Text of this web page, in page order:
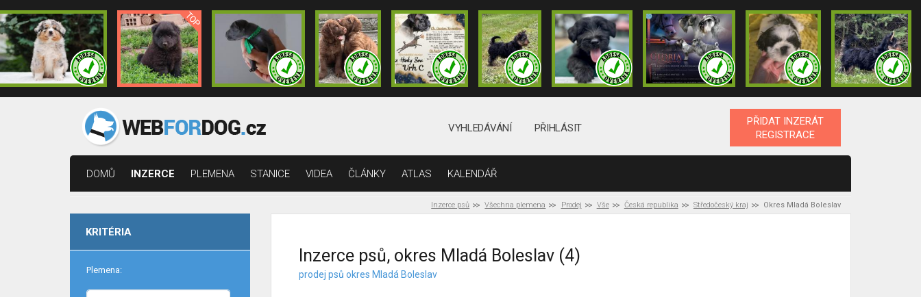
VYHLEDÁVÁNÍ PŘIHLÁSIT
PŘIDAT INZERÁT
REGISTRACE
DOMŮ INZERCE PLEMENA STANICE VIDEA ČLÁNKY ATLAS KALENDÁŘ
Inzerce psů Všechna plemena Prodej Vše Česká republika Středočeský kraj Okres Mladá Boleslav
KRITÉRIA
Plemena:
Inzerce psů, okres Mladá Boleslav (4)
prodej psů okres Mladá Boleslav